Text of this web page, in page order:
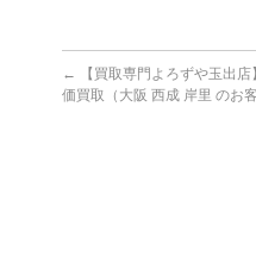
←
【買取専門よろずや玉出
価買取（大阪 西成 岸里 のお客